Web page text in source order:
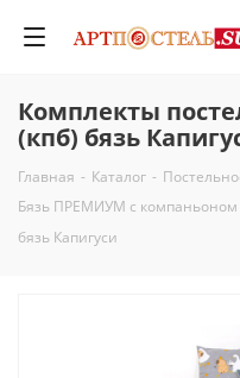
Комплекты
(кпб) бязь
Главная - Каталог -
Бязь ПРЕМИУМ с компаньоном
бязь Капигуси